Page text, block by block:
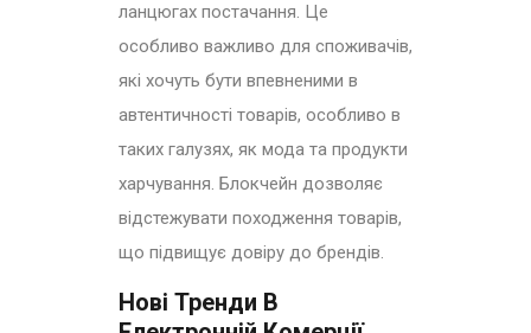
ланцюгах постачання. Це
особливо важливо для споживачів,
які хочуть бути впевненими в
автентичності товарів, особливо в
таких галузях, як мода та продукти
харчування. Блокчейн дозволяє
відстежувати походження товарів,
що підвищує довіру до брендів.
Нові Тренди В